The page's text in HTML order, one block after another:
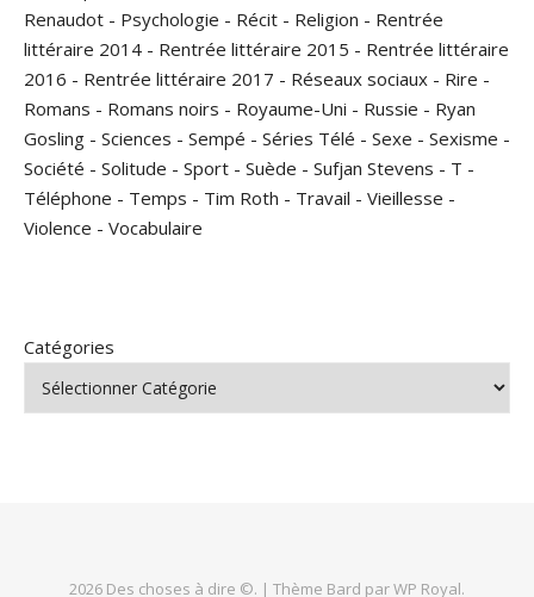
Renaudot - Psychologie - Récit - Religion - Rentrée
littéraire 2014 - Rentrée littéraire 2015 - Rentrée littéraire
2016 - Rentrée littéraire 2017 - Réseaux sociaux - Rire -
Romans - Romans noirs - Royaume-Uni - Russie - Ryan
Gosling - Sciences - Sempé - Séries Télé - Sexe - Sexisme -
Société - Solitude - Sport - Suède - Sufjan Stevens - T -
Téléphone - Temps - Tim Roth - Travail - Vieillesse -
Violence - Vocabulaire
Catégories
2026 Des choses à dire ©. | Thème Bard parWP Royal.